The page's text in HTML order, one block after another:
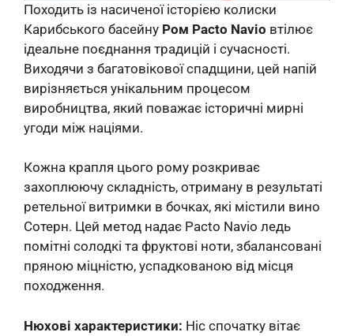
Походить із насиченої історією колиски
Карибського басейну Ром Pacto Navio втілює
ідеальне поєднання традицій і сучасності.
Виходячи з багатовікової спадщини, цей напій
вирізняється унікальним процесом
виробництва, який поважає історичні мирні
угоди між націями.
Кожна крапля цього рому розкриває
захоплюючу складність, отриману в результаті
ретельної витримки в бочках, які містили вино
Сотерн. Цей метод надає Pacto Navio ледь
помітні солодкі та фруктові ноти, збалансовані
пряною міцністю, успадкованою від місця
походження.
Нюхові характеристики: Ніс спочатку вітає